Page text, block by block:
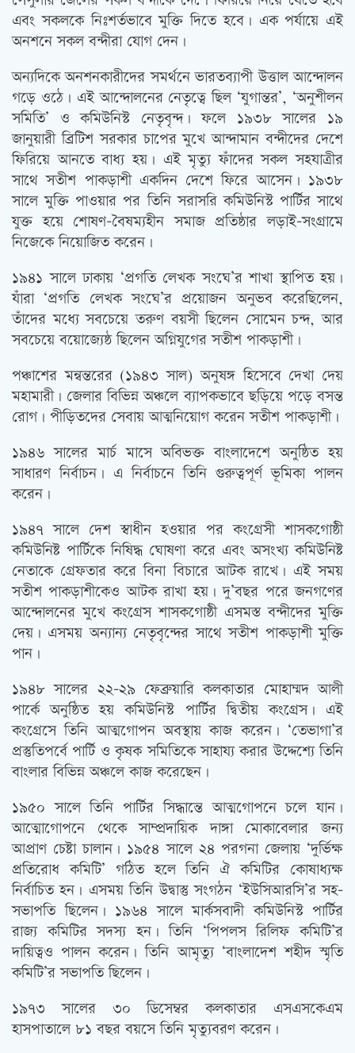
এবং সকলকে নিঃশর্তভাবে মুক্তি দিতে হবে। এক পর্যায়ে এই
অনশনে সকল বন্দীরা যোগ দেন।
অন্যদিকে অনশনকারীদের সমর্থনে ভারতব্যাপী উত্তাল আন্দোলন
গড়ে ওঠে। এই আন্দোলনের নেতৃত্বে ছিল ‘যুগান্তর’, ‘অনুশীলন
সমিতি’ ও কমিউনিস্ট নেতৃবৃন্দ। ফলে ১৯৩৮ সালের ১৯
জানুয়ারী ব্রিটিশ সরকার চাপের মুখে আন্দামান বন্দীদের দেশে
ফিরিয়ে আনতে বাধ্য হয়। এই মৃত্যু ফাঁদের সকল সহযাত্রীর
সাথে সতীশ পাকড়াশী একদিন দেশে ফিরে আসেন। ১৯৩৮
সালে মুক্তি পাওয়ার পর তিনি সরাসরি কমিউনিস্ট পার্টির সাথে
যুক্ত হয়ে শোষণ-বৈষম্যহীন সমাজ প্রতিষ্ঠার লড়াই-সংগ্রামে
নিজেকে নিয়োজিত করেন।
১৯৪১ সালে ঢাকায় ‘প্রগতি লেখক সংঘে’র শাখা স্থাপিত হয়।
যাঁরা ‘প্রগতি লেখক সংঘে’র প্রয়োজন অনুভব করেছিলেন,
তাঁদের মধ্যে সবচেয়ে তরুণ বয়সী ছিলেন সোমেন চন্দ, আর
সবচেয়ে বয়োজ্যেষ্ঠ ছিলেন অগ্নিযুগের সতীশ পাকড়াশী।
পঞ্চাশের মন্বন্তরের (১৯৪৩ সাল) অনুষঙ্গ হিসেবে দেখা দেয়
মহামারী। জেলার বিভিন্ন অঞ্চলে ব্যাপকভাবে ছড়িয়ে পড়ে বসন্ত
রোগ। পীড়িতদের সেবায় আত্মনিয়োগ করেন সতীশ পাকড়াশী।
১৯৪৬ সালের মার্চ মাসে অবিভক্ত বাংলাদেশে অনুষ্ঠিত হয়
সাধারণ নির্বাচন। এ নির্বাচনে তিনি গুরুত্বপূর্ণ ভূমিকা পালন
করেন।
১৯৪৭ সালে দেশ স্বাধীন হওয়ার পর কংগ্রেসী শাসকগোষ্ঠী
কমিউনিষ্ট পার্টিকে নিষিদ্ধ ঘোষণা করে এবং অসংখ্য কমিউনিষ্ট
নেতাকে গ্রেফতার করে বিনা বিচারে আটক রাখে। এই সময়
সতীশ পাকড়াশীকেও আটক রাখা হয়। দু’বছর পরে জনগণের
আন্দোলনের মুখে কংগ্রেস শাসকগোষ্ঠী এসমস্ত বন্দীদের মুক্তি
দেয়। এসময় অন্যান্য নেতৃবৃন্দের সাথে সতীশ পাকড়াশী মুক্তি
পান।
১৯৪৮ সালের ২২-২৯ ফেব্রুয়ারি কলকাতার মোহাম্মদ আলী
পার্কে অনুষ্ঠিত হয় কমিউনিস্ট পার্টির দ্বিতীয় কংগ্রেস। এই
কংগ্রেসে তিনি আত্মগোপন অবস্থায় কাজ করেন। ‘তেভাগা’র
প্রস্তুতিপর্বে পার্টি ও কৃষক সমিতিকে সাহায্য করার উদ্দেশ্যে তিনি
বাংলার বিভিন্ন অঞ্চলে কাজ করেছেন।
১৯৫০ সালে তিনি পার্টির সিদ্ধান্তে আত্মগোপনে চলে যান।
আত্মোগোপনে থেকে সাম্প্রদায়িক দাঙ্গা মোকাবেলার জন্য
আপ্রাণ চেষ্টা চালান। ১৯৫৪ সালে ২৪ পরগনা জেলায় ‘দুর্ভিক্ষ
প্রতিরোধ কমিটি’ গঠিত হলে তিনি ঐ কমিটির কোষাধ্যক্ষ
নির্বাচিত হন। এসময় তিনি উদ্বাস্তু সংগঠন ‘ইউসিআরসি’র সহ-
সভাপতি ছিলেন। ১৯৬৪ সালে মার্কসবাদী কমিউনিস্ট পার্টির
রাজ্য কমিটির সদস্য হন। তিনি ‘পিপলস রিলিফ কমিটি’র
দায়িত্বও পালন করেন। তিনি আমৃত্যু ‘বাংলাদেশ শহীদ স্মৃতি
কমিটি’র সভাপতি ছিলেন।
১৯৭৩ সালের ৩০ ডিসেম্বর কলকাতার এসএসকেএম
হাসপাতালে ৮১ বছর বয়সে তিনি মৃত্যুবরণ করেন।